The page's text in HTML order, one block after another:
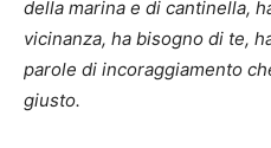
della marina e di cantinella,
vicinanza, ha bisogno di te,
parole di incoraggiamento
giusto.